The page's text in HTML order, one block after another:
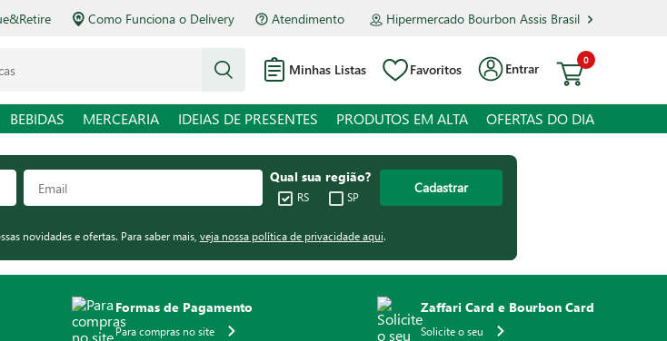
Como Funciona o Delivery Atendimento Hipermercado Bourbon Assis Brasil
Minhas Listas Favoritos Entrar
0
BEBIDAS MERCEARIA IDEIAS DE PRESENTES PRODUTOS EM ALTA OFERTAS DO DIA
Qual sua região?
RS SP
Cadastrar
novidades e ofertas. Para saber mais, veja nossa política de privacidade aqui.
Formas de Pagamento
Para compras no site
Zaffari Card e Bourbon Card
Solicite o seu